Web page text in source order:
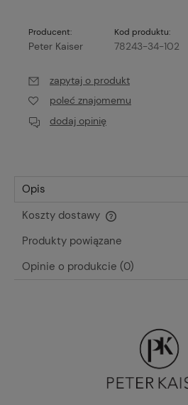
Producent:
Peter Kaiser
Kod produktu:
78243-34-102
zapytaj o produkt
poleć znajomemu
dodaj opinię
Opis
Koszty dostawy
Cena nie zawiera ewentualnych
Produkty powiązane
Opinie o produkcie (0)